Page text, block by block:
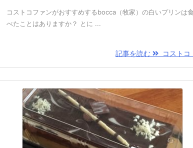
コストコファンがおすすめするbocca（牧家）の白いプリンは食
べたことはありますか？ とに ...
記事を読む コストコ